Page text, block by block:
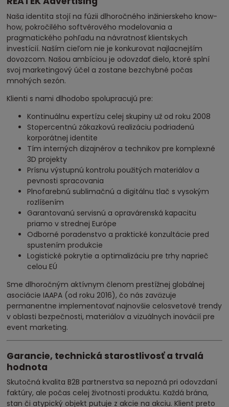
Naša identita stojí na fúzii dlhoročného inžinierskeho know-
how, pokročilého softvérového modelovania a
pragmatického pohľadu na návratnosť klientskych
investícií. Naším cieľom nie je konkurovat najlacnejším
dovozcom. Našou ambíciou je odovzdať dielo, ktoré splní
svoj marketingový účel a zostane bezchybné počas
mnohých sezón.
Klienti s nami dlhodobo spolupracujú pre:
Kontinuálnu expertízu celej skupiny už od roku 2008
Stopercentnú zákazkovú realizáciu podriadenú
korporátnej identite
Tím interných dizajnérov a technikov pre komplexné
3D projekty
Prísnu výstupnú kontrolu použitých materiálov a
pevnosti spracovania
Plnofarebnú sublimačnú a digitálnu tlač s vysokým
rozlíšením
Garantovanú servisnú a opravárenská kapacitu
priamo v strednej Európe
Odborné poradenstvo a praktické konzultácie pred
spustením produkcie
Logistické pokrytie a optimalizáciu pre trhy naprieč
celou EÚ
Sme dlhoročným aktívnym členom prestížnej globálnej
asociácie IAAPA (od roku 2016), čo nás zaväzuje
permanentne implementovať najnovšie celosvetové trendy
v oblasti bezpečnosti, materiálov a vizuálnych inovácií pre
event marketing.
Garancie, technická starostlivosť a trvalá
hodnota
Skutočná kvalita B2B partnerstva sa nepozná pri odovzdaní
faktúry, ale počas celej životnosti produktu. Každá brána,
stan či atypický objekt putuje z akcie na akciu. Klient preto